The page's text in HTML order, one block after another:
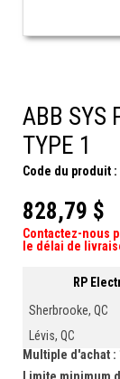
ABB SYS
TYPE 1
Code du produit :
828,79 $
Contactez-nous
le délai de
RP
Sherbrooke, QC
Lévis, QC
Multiple d'achat :
Limite minimum